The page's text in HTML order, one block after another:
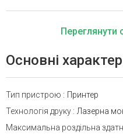
Переглянути
Основні
Тип пристрою : Принтер
Технологія друку : Лазерна
Максимальна роздільна